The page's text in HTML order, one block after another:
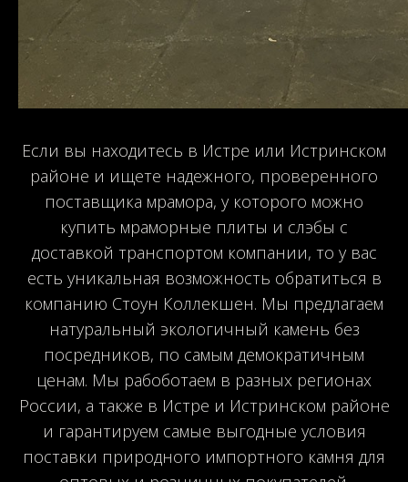
Если вы находитесь в Истре или Истринском
районе и ищете надежного, проверенного
поставщика мрамора, у которого можно
купить мраморные плиты и слэбы с
доставкой транспортом компании, то у вас
есть уникальная возможность обратиться в
компанию Стоун Коллекшен. Мы предлагаем
натуральный экологичный камень без
посредников, по самым демократичным
ценам. Мы рабоботаем в разных регионах
России, а также в Истре и Истринском районе
и гарантируем самые выгодные условия
поставки природного импортного камня для